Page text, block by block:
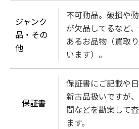
ジャンク
品・その
他
不可動品。破損や
が欠品してるなど
あるお品物（買取
います）。
保証書
保証書にご記載や
新古品扱いですが
間などを勘案して
ます。